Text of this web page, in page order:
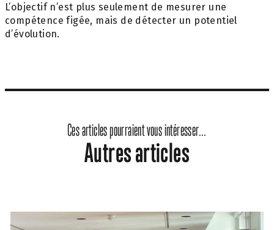
L’objectif n’est plus seulement de mesurer une
compétence figée, mais de détecter un potentiel
d’évolution.
Ces articles pourraient vous intéresser...
Autres articles